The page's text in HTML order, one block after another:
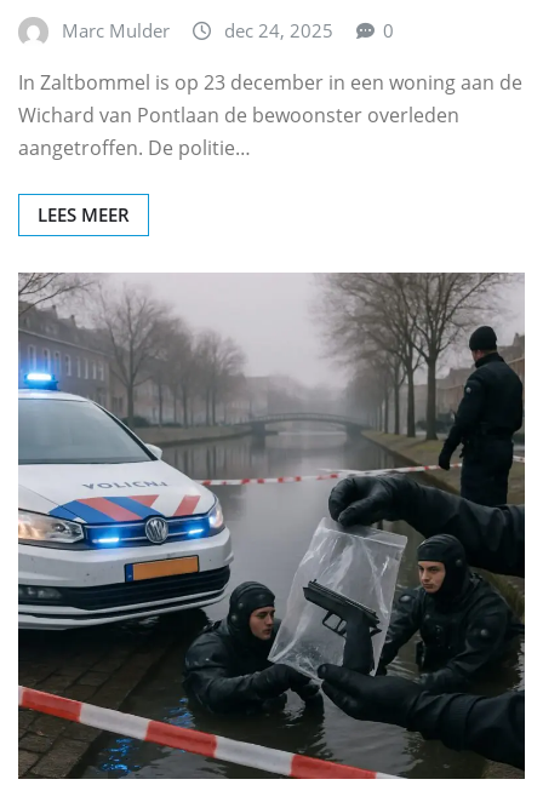
Marc Mulder dec 24, 2025 0
In Zaltbommel is op 23 december in een woning aan de
Wichard van Pontlaan de bewoonster overleden
aangetroffen. De politie…
LEES MEER